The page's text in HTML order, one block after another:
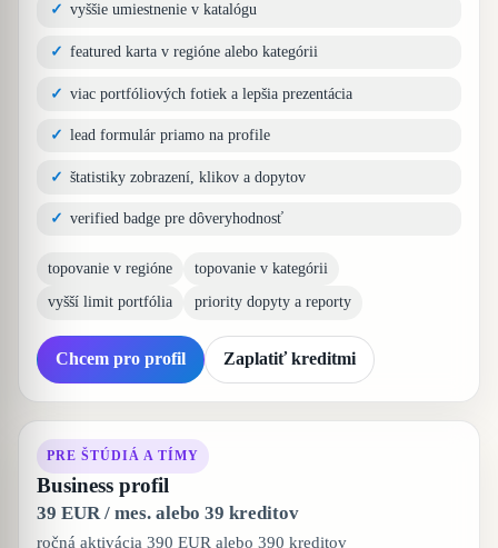
vyššie umiestnenie v katalógu
featured karta v regióne alebo kategórii
viac portfóliových fotiek a lepšia prezentácia
lead formulár priamo na profile
štatistiky zobrazení, klikov a dopytov
verified badge pre dôveryhodnosť
topovanie v regióne topovanie v kategórii
vyšší limit portfólia priority dopyty a reporty
Chcem pro profil Zaplatiť kreditmi
PRE ŠTÚDIÁ A TÍMY
Business profil
39 EUR / mes. alebo 39 kreditov
ročná aktivácia 390 EUR alebo 390 kreditov